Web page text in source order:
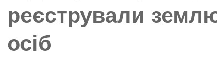
реєстрували
осіб